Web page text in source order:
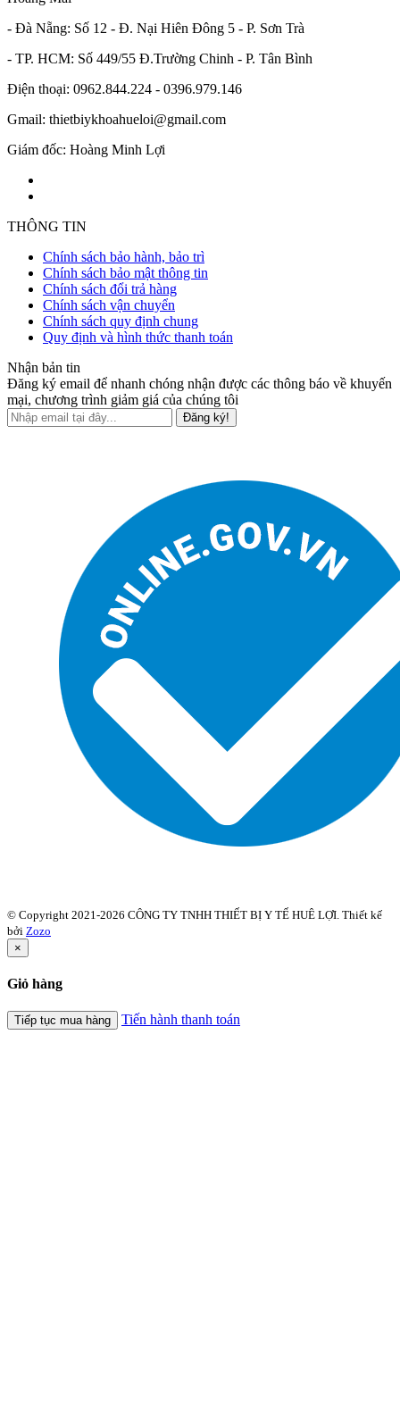
- Đà Nẵng: Số 12 - Đ. Nại Hiên Đông 5 - P. Sơn Trà
- TP. HCM: Số 449/55 Đ.Trường Chinh - P. Tân Bình
Điện thoại: 0962.844.224 - 0396.979.146
Gmail: thietbiykhoahueloi@gmail.com
Giám đốc: Hoàng Minh Lợi
THÔNG TIN
Chính sách bảo hành, bảo trì
Chính sách bảo mật thông tin
Chính sách đổi trả hàng
Chính sách vận chuyển
Chính sách quy định chung
Quy định và hình thức thanh toán
Nhận bản tin
Đăng ký email để nhanh chóng nhận được các thông báo về khuyến
mại, chương trình giảm giá của chúng tôi
Đăng ký!
© Copyright 2021-2026 CÔNG TY TNHH THIẾT BỊ Y TẾ HUÊ LỢI. Thiết kế
bởi Zozo
×
Giỏ hàng
Tiếp tục mua hàng Tiến hành thanh toán